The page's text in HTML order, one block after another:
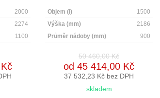
2000
2274
1100
Objem (l)
1500
Výška (mm)
2186
Průměr nádoby (mm)
900
50 460,00 Kč
od 45 414,00 Kč
37 532,23 Kč bez DPH
skladem